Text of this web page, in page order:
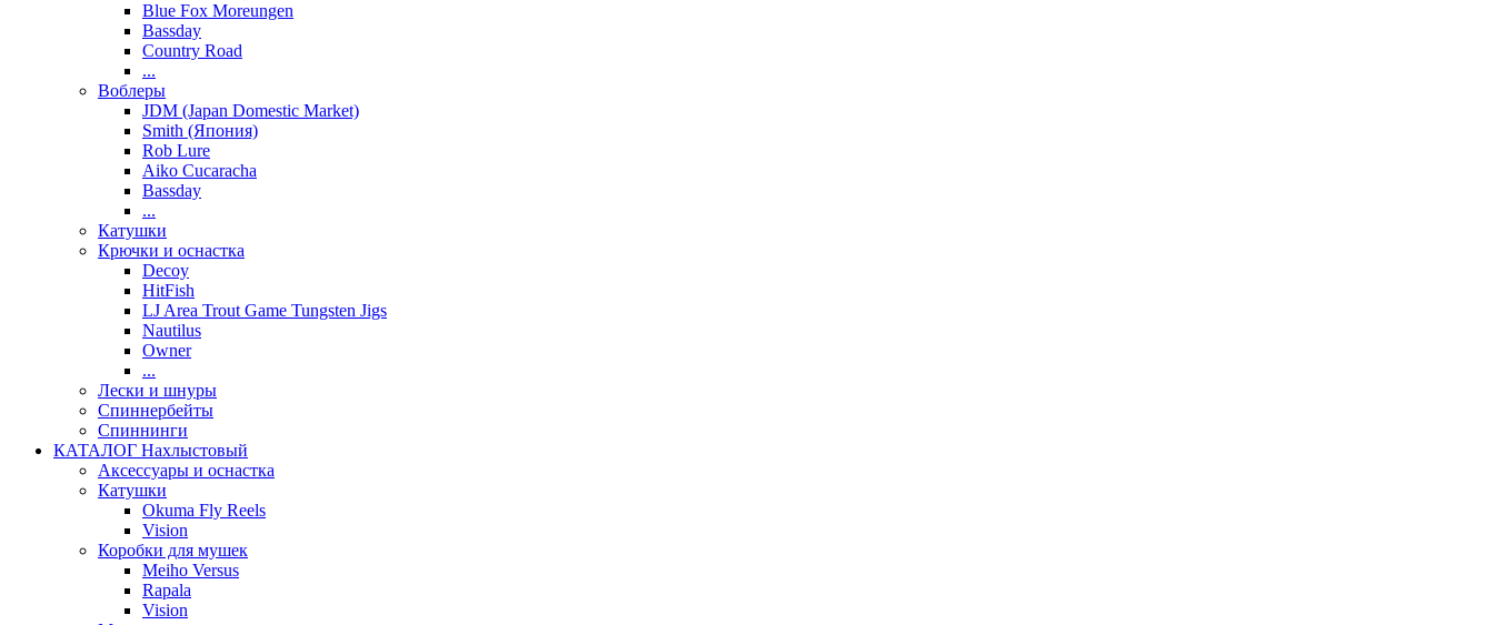
Blue Fox Moreungen
Bassday
Country Road
...
Воблеры
JDM (Japan Domestic Market)
Smith (Япония)
Rob Lure
Aiko Cucaracha
Bassday
...
Катушки
Крючки и оснастка
Decoy
HitFish
LJ Area Trout Game Tungsten Jigs
Nautilus
Owner
...
Лески и шнуры
Спиннербейты
Спиннинги
КАТАЛОГ Нахлыстовый
Аксессуары и оснастка
Катушки
Okuma Fly Reels
Vision
Коробки для мушек
Meiho Versus
Rapala
Vision